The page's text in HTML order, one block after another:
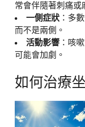
常會伴隨著刺痛或
一側症狀 ：多
而不是兩側。
活動影響 ：咳
可能會加劇。
如何治療